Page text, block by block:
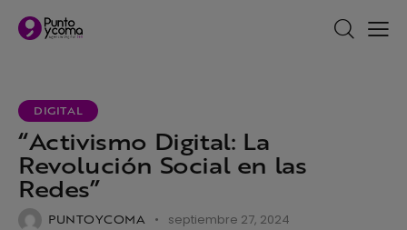
DIGITAL
“Activismo Digital: La
Revolución Social en las
Redes”
PUNTOYCOMA septiembre 27, 2024